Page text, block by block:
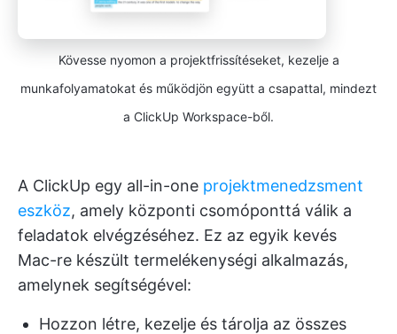
Kövesse nyomon a projektfrissítéseket, kezelje a
munkafolyamatokat és működjön együtt a csapattal, mindezt
a ClickUp Workspace-ből.
A ClickUp egy all-in-one projektmenedzsment
eszköz, amely központi csomóponttá válik a
feladatok elvégzéséhez. Ez az egyik kevés
Mac-re készült termelékenységi alkalmazás,
amelynek segítségével:
Hozzon létre, kezelje és tárolja az összes